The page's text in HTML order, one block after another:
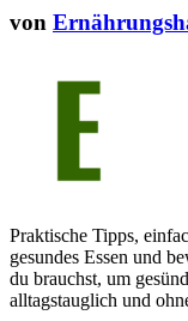
von
Praktische Tipps,
gesundes Essen und
du brauchst, um
alltagstauglich und